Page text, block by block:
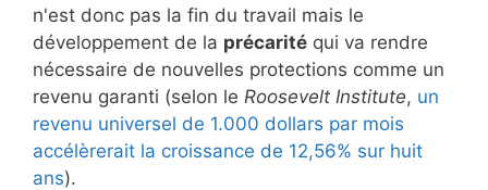
n'est donc pas la fin du travail mais le
développement de la précarité qui va rendre
nécessaire de nouvelles protections comme un
revenu garanti (selon le Roosevelt Institute, un
revenu universel de 1.000 dollars par mois
accélèrerait la croissance de 12,56% sur huit
ans).